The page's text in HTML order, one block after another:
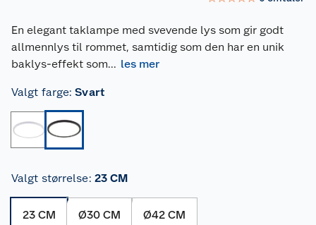
En elegant taklampe med svevende lys som gir godt
allmennlys til rommet, samtidig som den har en unik
baklys-effekt som... les mer
Valgt farge: Svart
Valgt størrelse: 23 CM
23 CM Ø30 CM Ø42 CM